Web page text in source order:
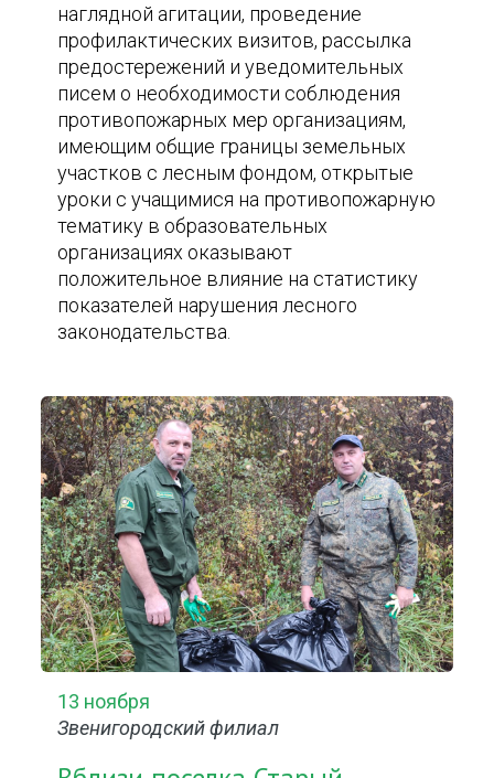
наглядной агитации, проведение
профилактических визитов, рассылка
предостережений и уведомительных
писем о необходимости соблюдения
противопожарных мер организациям,
имеющим общие границы земельных
участков с лесным фондом, открытые
уроки с учащимися на противопожарную
тематику в образовательных
организациях оказывают
положительное влияние на статистику
показателей нарушения лесного
законодательства.
13 ноября
Звенигородский филиал